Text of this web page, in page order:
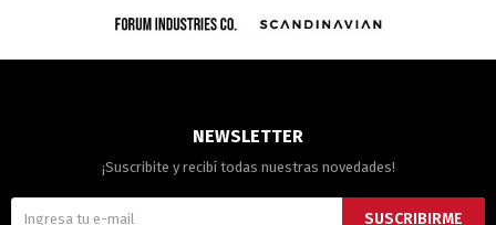
NEWSLETTER
¡Suscribite y recibí todas nuestras novedades!
SUSCRIBIRME